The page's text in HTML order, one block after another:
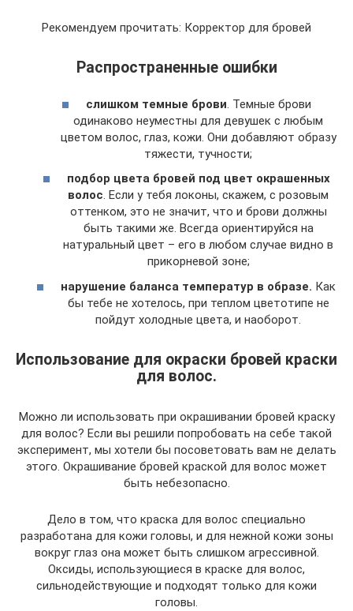
Рекомендуем прочитать: Корректор для бровей
Распространенные ошибки
слишком темные брови. Темные брови
одинаково неуместны для девушек с любым
цветом волос, глаз, кожи. Они добавляют образу
тяжести, тучности;
подбор цвета бровей под цвет окрашенных
волос. Если у тебя локоны, скажем, с розовым
оттенком, это не значит, что и брови должны
быть такими же. Всегда ориентируйся на
натуральный цвет – его в любом случае видно в
прикорневой зоне;
нарушение баланса температур в образе. Как
бы тебе не хотелось, при теплом цветотипе не
пойдут холодные цвета, и наоборот.
Использование для окраски бровей краски
для волос.
Можно ли использовать при окрашивании бровей краску
для волос? Если вы решили попробовать на себе такой
эксперимент, мы хотели бы посоветовать вам не делать
этого. Окрашивание бровей краской для волос может
быть небезопасно.
Дело в том, что краска для волос специально
разработана для кожи головы, и для нежной кожи зоны
вокруг глаз она может быть слишком агрессивной.
Оксиды, использующиеся в краске для волос,
сильнодействующие и подходят только для кожи
головы.